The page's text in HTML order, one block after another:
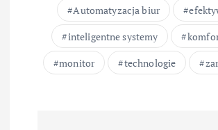
Automatyzacja biur
inteligentne systemy
monitor
technologie